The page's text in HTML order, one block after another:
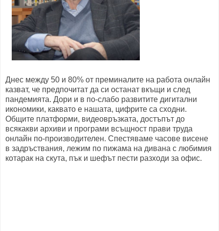
Днес между 50 и 80% от преминалите на работа онлайн
казват, че предпочитат да си останат вкъщи и след
пандемията. Дори и в по-слабо развитите дигитални
икономики, каквато е нашата, цифрите са сходни.
Общите платформи, видеовръзката, достъпът до
всякакви архиви и програми всъщност прави труда
онлайн по-производителен. Спестяваме часове висене
в задръствания, лежим по пижама на дивана с любимия
котарак на скута, пък и шефът пести разходи за офис.